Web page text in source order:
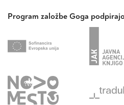
Program založbe Goga